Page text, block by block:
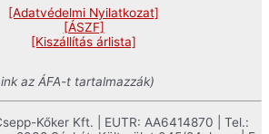
[Adatvédelmi Nyilatkozat]
[ÁSZF]
[Kiszállítás árlista]
az ÁFA-t tartalmazzák)
Kőker Kft. | EUTR: AA6414870 | Tel.: